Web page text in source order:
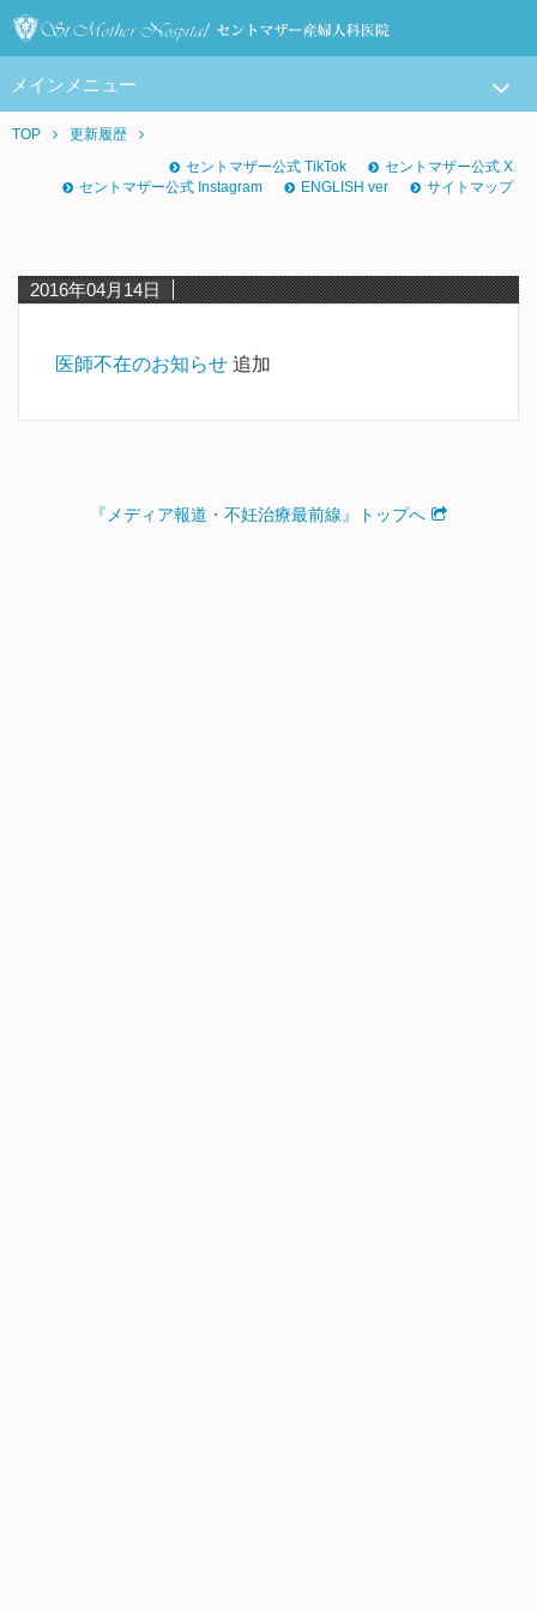
メインメニュー
TOP
更新履歴
セントマザー公式 TikTok
セントマザー公式 X
セントマザー公式 Instagram
ENGLISH ver サイトマップ
2016年04月14日
医師不在のお知らせ 追加
『メディア報道・不妊治療最前線』トップへ